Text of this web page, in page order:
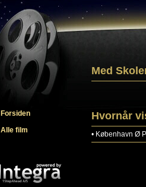
Forsiden
Alle film
Med
Hvornår
• København Ø